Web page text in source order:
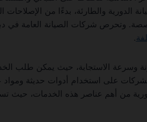
الدورية والطارئة، بدءًا من الإصلاحات
وتحرص شركات الصيانة العامة في
.
وسرعة الاستجابة، حيث يمكن طلب
على استخدام أدوات حديثة ومواد
من أهم عناصر هذه الخدمات، حيث